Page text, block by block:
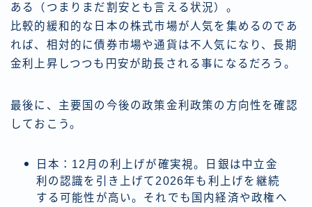
ある（つまりまだ割安とも言える状況）。
比較的緩和的な日本の株式市場が人気を集めるのであ
れば、相対的に債券市場や通貨は不人気になり、長期
金利上昇しつつも円安が助長される事になるだろう。
最後に、主要国の今後の政策金利政策の方向性を確認
しておこう。
日本：12月の利上げが確実視。日銀は中立金
利の認識を引き上げて2026年も利上げを継続
する可能性が高い。それでも国内経済や政権へ